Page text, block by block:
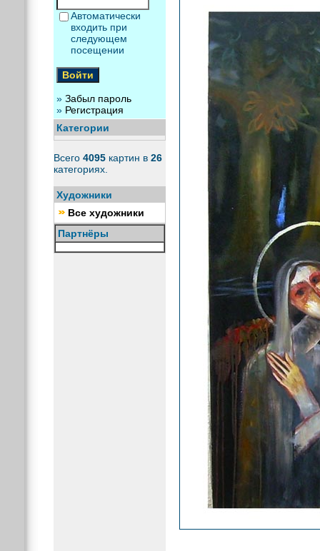
Автоматически
входить при
следующем
посещении
» Забыл пароль
» Регистрация
Категории
Всего 4095картин в 26
категориях.
Художники
Все художники
Партнёры